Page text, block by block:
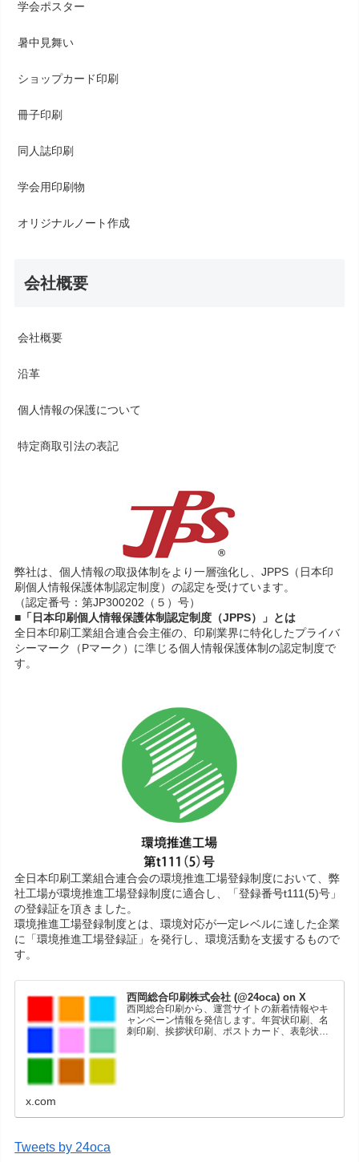
学会ポスター
暑中見舞い
ショップカード印刷
冊子印刷
同人誌印刷
学会用印刷物
オリジナルノート作成
会社概要
会社概要
沿革
個人情報の保護について
特定商取引法の表記
弊社は、個人情報の取扱体制をより一層強化し、JPPS（日本印
刷個人情報保護体制認定制度）の認定を受けています。
（認定番号：第JP300202（５）号）
■「日本印刷個人情報保護体制認定制度（JPPS）」とは
全日本印刷工業組合連合会主催の、印刷業界に特化したプライバ
シーマーク（Pマーク）に準じる個人情報保護体制の認定制度で
す。
全日本印刷工業組合連合会の環境推進工場登録制度において、弊
社工場が環境推進工場登録制度に適合し、「登録番号t111(5)号」
の登録証を頂きました。
環境推進工場登録制度とは、環境対応が一定レベルに達した企業
に「環境推進工場登録証」を発行し、環境活動を支援するもので
す。
西岡総合印刷株式会社 (@24oca) on X
西岡総合印刷から、運営サイトの新着情報やキ
ャンペーン情報を発信します。年賀状印刷、名
刺印刷、挨拶状印刷、ポストカード、表彰状印
x.com
Tweets by 24oca